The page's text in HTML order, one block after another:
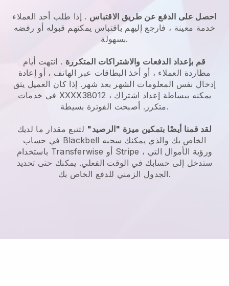
احصل على الدفع عن طريق الاقتباس . إذا طلب أحد العملاء
خدمة معينة ، فارجع إليهم باقتباس يمكنهم قبوله أو رفضه
بسهولة.
قم بإعداد الدفعات والاشتراكات المتكررة . انتهت أيام
مطاردة العملاء ، أو أخذ البطاقات عبر الهاتف ، أو إعادة
إدخال نفس المعلومات الشهر بعد شهر. إذا كان العميل يثق
في خدمات XXXX38012 ، يمكنه ببساطة إعداد اشتراك
متكرر. أصبحت الفوترة بسيطة.
لقد قمنا أيضًا بتمكين ميزة "الرصيد" لتتبع مقدار ما لديك
في حساب Blackbell الخاص بك والذي يمكنك سحبه
باستخدام Transferwise أو Stripe ، ورؤية الأموال التي
ستدخل إلى حسابك في الوقت الفعلي. يمكنك حتى تحديد
الجدول الزمني للدفع الخاص بك.